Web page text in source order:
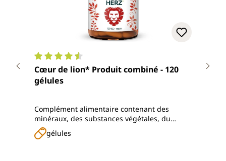
Note moyenne de 4.5 sur 5 étoiles
Cœur de lion* Produit combiné - 120
gélules
Complément alimentaire contenant des
minéraux, des substances végétales, du
coenzyme Q10, de l'acide R-alpha-lipoïque et
des vitamines
gélules